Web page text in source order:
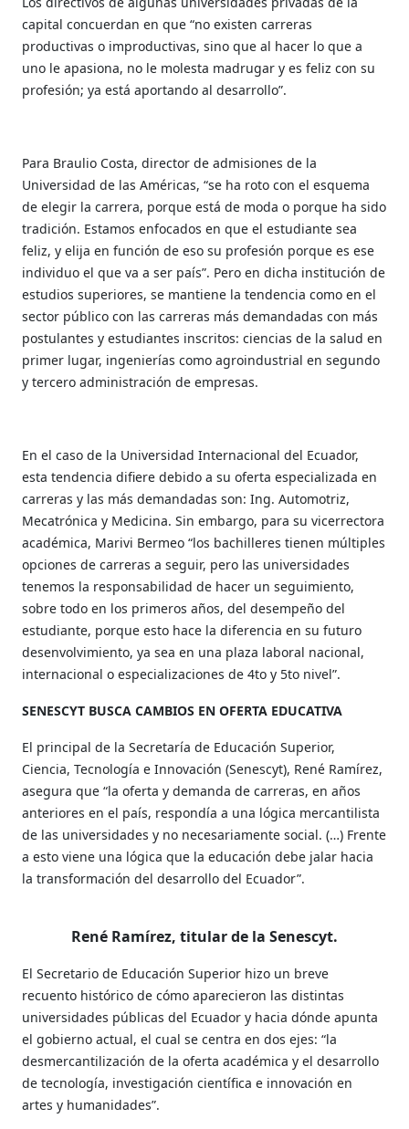
capital concuerdan en que “no existen carreras
productivas o improductivas, sino que al hacer lo que a
uno le apasiona, no le molesta madrugar y es feliz con su
profesión; ya está aportando al desarrollo”.
Para Braulio Costa, director de admisiones de la
Universidad de las Américas, “se ha roto con el esquema
de elegir la carrera, porque está de moda o porque ha sido
tradición. Estamos enfocados en que el estudiante sea
feliz, y elija en función de eso su profesión porque es ese
individuo el que va a ser país”. Pero en dicha institución de
estudios superiores, se mantiene la tendencia como en el
sector público con las carreras más demandadas con más
postulantes y estudiantes inscritos: ciencias de la salud en
primer lugar, ingenierías como agroindustrial en segundo
y tercero administración de empresas.
En el caso de la Universidad Internacional del Ecuador,
esta tendencia difiere debido a su oferta especializada en
carreras y las más demandadas son: Ing. Automotriz,
Mecatrónica y Medicina. Sin embargo, para su vicerrectora
académica, Marivi Bermeo “los bachilleres tienen múltiples
opciones de carreras a seguir, pero las universidades
tenemos la responsabilidad de hacer un seguimiento,
sobre todo en los primeros años, del desempeño del
estudiante, porque esto hace la diferencia en su futuro
desenvolvimiento, ya sea en una plaza laboral nacional,
internacional o especializaciones de 4to y 5to nivel”.
SENESCYT BUSCA CAMBIOS EN OFERTA EDUCATIVA
El principal de la Secretaría de Educación Superior,
Ciencia, Tecnología e Innovación (Senescyt), René Ramírez,
asegura que “la oferta y demanda de carreras, en años
anteriores en el país, respondía a una lógica mercantilista
de las universidades y no necesariamente social. (…) Frente
a esto viene una lógica que la educación debe jalar hacia
la transformación del desarrollo del Ecuador”.
René Ramírez, titular de la Senescyt.
El Secretario de Educación Superior hizo un breve
recuento histórico de cómo aparecieron las distintas
universidades públicas del Ecuador y hacia dónde apunta
el gobierno actual, el cual se centra en dos ejes: “la
desmercantilización de la oferta académica y el desarrollo
de tecnología, investigación científica e innovación en
artes y humanidades”.